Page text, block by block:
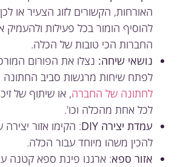
האורחות, הקשורים לזוג הצעיר או לכן
להוסיף הומור בכל פעילות ולהעמיק את
החברות הכי טובות של הכלה.
נושאי שיחה:נצלו את הפורום המורכב
לפתח שיחות מרגשות סביב החתונה
לחתונה של החברה, או שיתוף של
לכל אחת מהכלה וכו'.
עמדת יצירה DIY
: הקימו אזור יצירה שבו
להכין משהו מיוחד עבור הכלה.
אזור ספא: ארגנו פינת ספא קטנה עם